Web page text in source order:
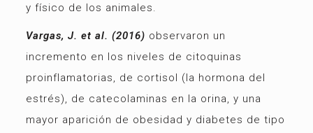
y físico de los animales.
Vargas, J. et al. (2016) observaron un
incremento en los niveles de citoquinas
proinflamatorias, de cortisol (la hormona del
estrés), de catecolaminas en la orina, y una
mayor aparición de obesidad y diabetes de tipo